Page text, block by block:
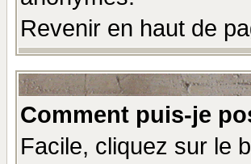
Revenir en haut de
Comment puis-je
Facile, cliquez sur le